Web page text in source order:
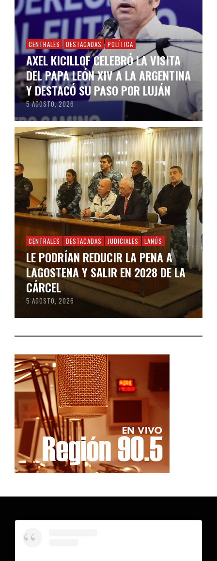
CENTRALES DESTACADAS POLÍTICA
AXEL KICILLOF CELEBRÓ LA VISITA
DEL PAPA LEÓN XIV A LA ARGENTINA
Y DESTACÓ SU PASO POR LUJÁN
5 AGOSTO, 2026
CENTRALES DESTACADAS JUDICIALES LANÚS
LE PODRÍAN REDUCIR LA PENA A
LAGOSTENA Y SALIR EN 2028 DE LA
CÁRCEL
5 AGOSTO, 2026